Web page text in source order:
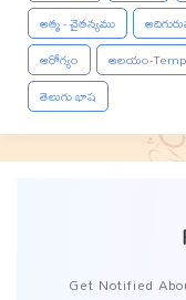
ఆత్మ - చైతన్యము
ఆరోగ్యం
ఆలయం-
తెలుగు భాష
Get Notified